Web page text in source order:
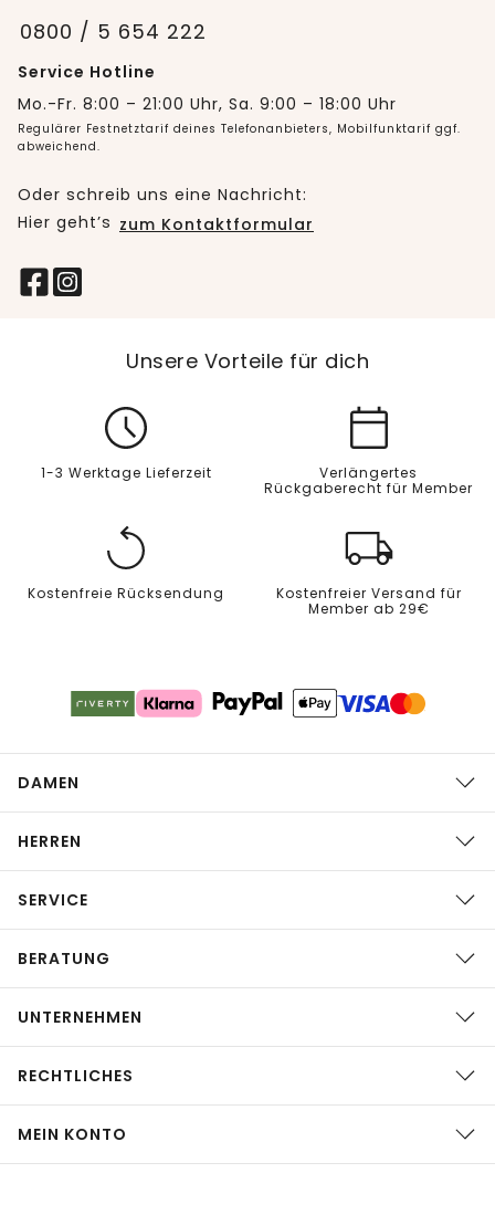
0800 / 5 654 222
Service Hotline
Mo.-Fr. 8:00 – 21:00 Uhr, Sa. 9:00 – 18:00 Uhr
Regulärer Festnetztarif deines Telefonanbieters, Mobilfunktarif ggf.
abweichend.
Oder schreib uns eine Nachricht:
Hier geht’s zum Kontaktformular
Unsere Vorteile für dich
1-3 Werktage Lieferzeit
Verlängertes
Rückgaberecht für Member
Kostenfreie Rücksendung
Kostenfreier Versand für
Member ab 29€
DAMEN
HERREN
SERVICE
BERATUNG
UNTERNEHMEN
RECHTLICHES
MEIN KONTO